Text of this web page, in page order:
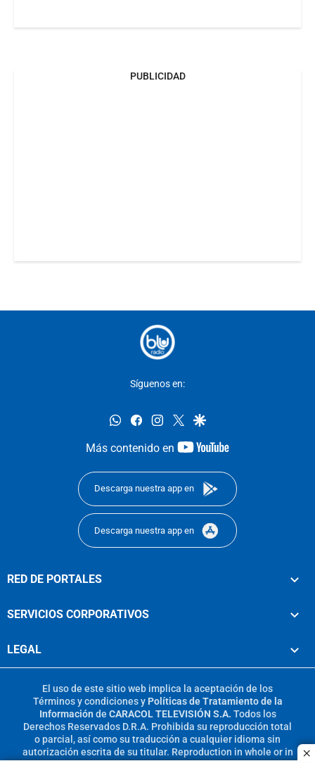
PUBLICIDAD
Síguenos en:
whatsappfacebookinstagram
twittergoogle
Más contenido en
youtube-
Descarga nuestra app en
Descarga nuestra app en
RED DE PORTALES
SERVICIOS CORPORATIVOS
LEGAL
El uso de este sitio web implica la aceptación de los
Términos y condicionesy Políticas de Tratamiento de la
Información de CARACOL TELEVISIÓN S.A. Todos los
Derechos Reservados D.R.A. Prohibida su reproducción total
o parcial, así como su traducción a cualquier idioma sin
autorización escrita de su titular. Reproduction in whole or in